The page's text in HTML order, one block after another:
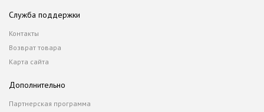
Служба поддержки
Контакты
Возврат товара
Карта сайта
Дополнительно
Партнерская программа